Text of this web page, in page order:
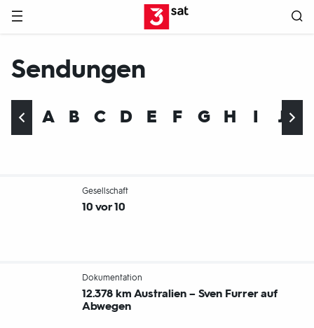
Hauptnavigation 3SAT
Sendungen
A B C D E F G H I J
Gesellschaft-
10 vor 10
Dokumentation
12.378 km Australien – Sven Furrer auf
Abwegen